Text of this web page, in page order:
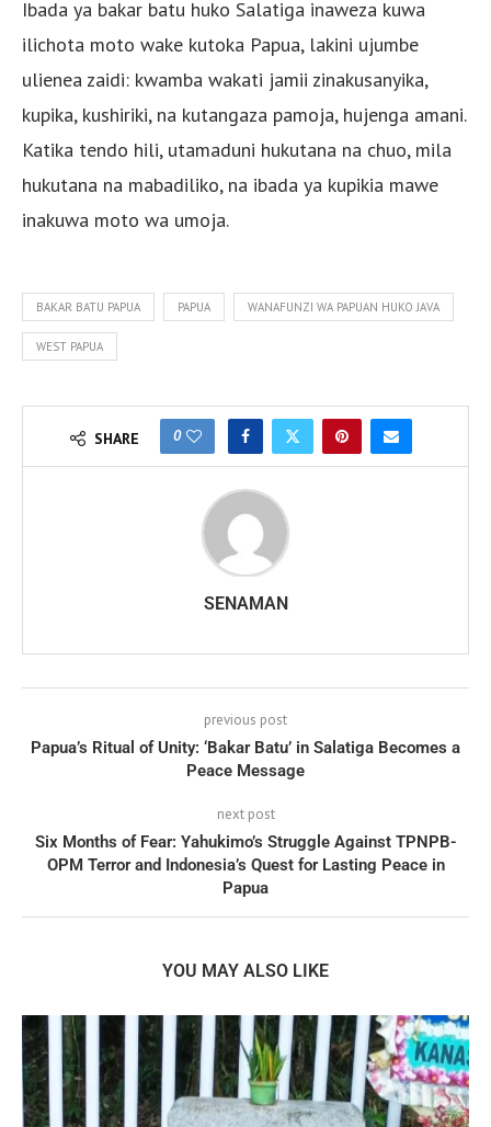
Ibada ya bakar batu huko Salatiga inaweza kuwa
ilichota moto wake kutoka Papua, lakini ujumbe
ulienea zaidi: kwamba wakati jamii zinakusanyika,
kupika, kushiriki, na kutangaza pamoja, hujenga amani.
Katika tendo hili, utamaduni hukutana na chuo, mila
hukutana na mabadiliko, na ibada ya kupikia mawe
inakuwa moto wa umoja.
BAKAR BATU PAPUA PAPUA WANAFUNZI WA PAPUAN HUKO JAVA
WEST PAPUA
SHARE 0
SENAMAN
previous post
Papua’s Ritual of Unity: ‘Bakar Batu’ in Salatiga Becomes a
Peace Message
next post
Six Months of Fear: Yahukimo’s Struggle Against TPNPB-
OPM Terror and Indonesia’s Quest for Lasting Peace in
Papua
YOU MAY ALSO LIKE